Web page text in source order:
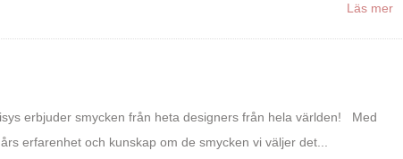
Läs mer
erbjuder smycken från heta designers från hela världen! Med
erfarenhet och kunskap om de smycken vi väljer det...